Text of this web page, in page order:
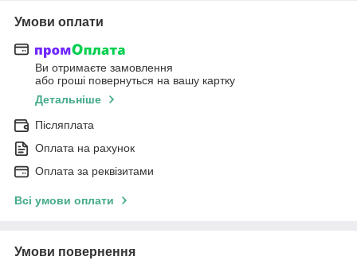
Умови оплати
Ви отримаєте замовлення
або гроші повернуться на вашу картку
Детальніше
Післяплата
Оплата на рахунок
Оплата за реквізитами
Всі умови оплати
Умови повернення